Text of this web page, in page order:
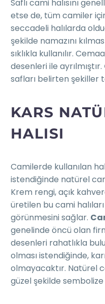
Saflı cami halısını
etse de, tüm camiler
seccadeli halılarda
şekilde namazını
sıklıkla kullanılır.
desenleri ile ayrılmıştır.
safları belirten şekiller
KARS
HALISI
Camilerde kullanılan
istendiğinde natürel
Krem rengi, açık
üretilen bu cami
görünmesini sağlar.
genelinde öncü olan
desenleri rahatlıkla
olması istendiğinde,
olmayacaktır. Natürel
güzel şekilde